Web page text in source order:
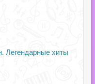
Легендарные хиты